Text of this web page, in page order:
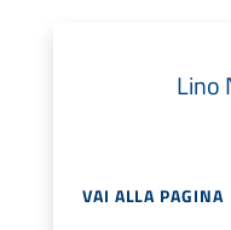
Lino
VAI ALLA PAGINA